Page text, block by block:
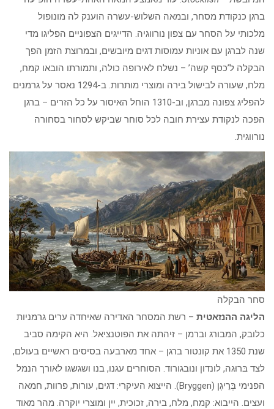
ברגן כנקודת מסחר, ובמאה השלוש-עשרה הוענק לה מונופול
מלכותי על הסחר עם צפון נורווגיה. הדייגים הצפוניים הפליגו מדי
שנה לברגן עם אוניות עמוסות דגים מיובשים, ובמרוצת הזמן הפך
הבקלה ל’כסף קשה’ – נשלח לאירופה כולה, ותמורתו הובאו קמח,
מלח, שעורה לבישול בירה ומוצרי מותרות. ב-1294 נאסר על גרמנים
להפליג צפונה מברגן, וב-1310 הוחל האיסור על כל הזרים – ברגן
הפכה לנקודת עצירת חובה לכל סוחר שביקש לסחור בסחורה
נורווגית.
סחר הבקלה
הליגה ההנזאטית – רשת המסחר האדירה שאיחדה ערים גרמניות
כלובק, המבורג וברמן – זיהתה את הפוטנציאל. היא הקימה סביב
שנת 1350 את קונטור ברגן – אחד מארבעה בסיסים ראשיים בעולם,
לצד בּרוּגה, לונדון ונובגורוד. הסוחרים עגנו, בנו ושגשגו לאורך הנמל
הפנימי בְּרֵיגֶן (Bryggen). הייצוא העיקרי: דגים, עורות, פרוות, חמאה
ועצים. הייבוא: קמח, מלח, בירה, זכוכית, יין ומוצרי יוקרה. מהר מאוד